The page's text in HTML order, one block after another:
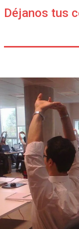
Déjanos tus